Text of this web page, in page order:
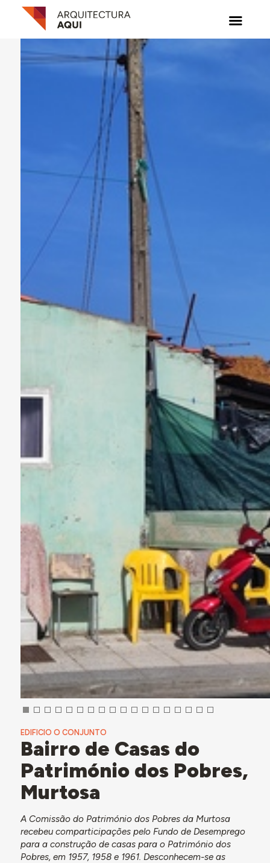
EDIFICIO O CONJUNTO
Bairro de Casas do
Património dos Pobres,
Murtosa
A Comissão do Património dos Pobres da Murtosa
recebeu comparticipações pelo Fundo de Desemprego
para a construção de casas para o Património dos
Pobres, em 1957, 1958 e 1961. Desconhecem-se as